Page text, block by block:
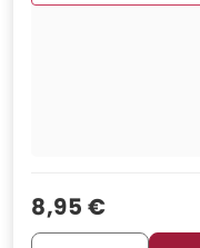
Verkaufspreis
8,95 €